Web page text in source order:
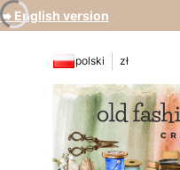
➡️ English version
polski zł